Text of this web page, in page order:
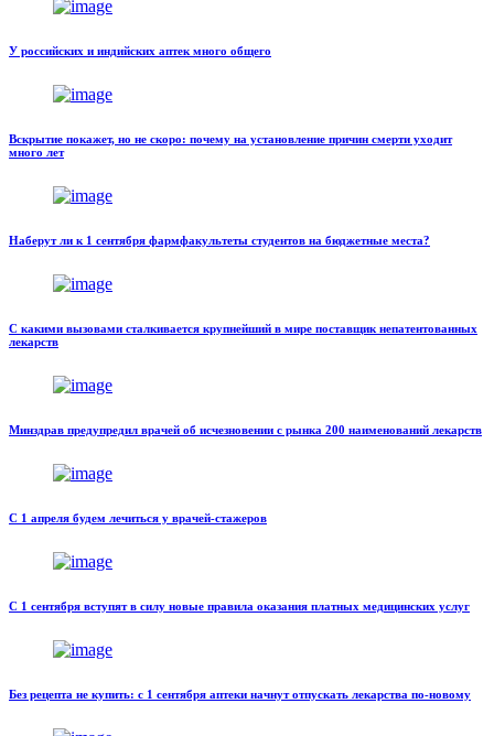
У российских и индийских аптек много общего
Вскрытие покажет, но не скоро: почему на установление причин смерти уходит
много лет
Наберут ли к 1 сентября фармфакультеты студентов на бюджетные места?
С какими вызовами сталкивается крупнейший в мире поставщик непатентованных
лекарств
Минздрав предупредил врачей об исчезновении с рынка 200 наименований лекарств
С 1 апреля будем лечиться у врачей-стажеров
С 1 сентября вступят в силу новые правила оказания платных медицинских услуг
Без рецепта не купить: с 1 сентября аптеки начнут отпускать лекарства по-новому